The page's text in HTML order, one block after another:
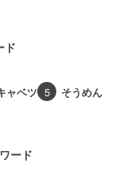
ド
ャベツ 5 そうめん
ード